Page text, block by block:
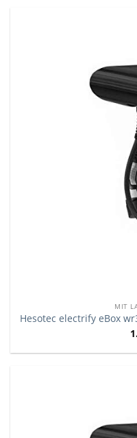
MIT
Hesotec electrify eBox